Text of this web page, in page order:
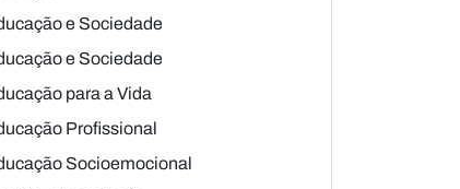
e Sociedade
e Sociedade
para a Vida
Profissional
Socioemocional